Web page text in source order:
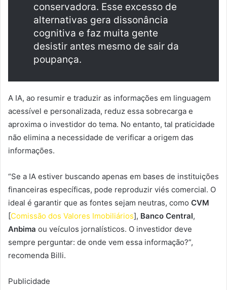
conservadora. Esse excesso de
alternativas gera dissonância
cognitiva e faz muita gente
desistir antes mesmo de sair da
poupança.
A IA, ao resumir e traduzir as informações em linguagem
acessível e personalizada, reduz essa sobrecarga e
aproxima o investidor do tema. No entanto, tal praticidade
não elimina a necessidade de verificar a origem das
informações.
“Se a IA estiver buscando apenas em bases de instituições
financeiras específicas, pode reproduzir viés comercial. O
ideal é garantir que as fontes sejam neutras, como CVM
[Comissão dos Valores Imobiliários], Banco Central,
Anbima ou veículos jornalísticos. O investidor deve
sempre perguntar: de onde vem essa informação?”,
recomenda Billi.
Publicidade